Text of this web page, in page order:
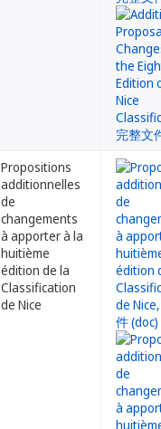
Propositions
additionnelles
de
changements
à apporter à la
huitième
édition de la
Classification
de Nice